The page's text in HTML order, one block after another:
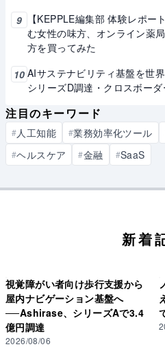
9
【KEPPLE編集部 体験レポー
む女性の味方、オンライン薬
方を買ってみた
10 AIサステナビリティ基盤を世
シリーズD調達・クロスボー
注目のキーワード
#人工知能 #業務効率化ツール
#ヘルスケア #金融 #SaaS
新着
視覚障がい者向け歩行支援から
屋内ナビゲーション基盤へ
──Ashirase、シリーズAで3.4
億円調達
2026/08/06